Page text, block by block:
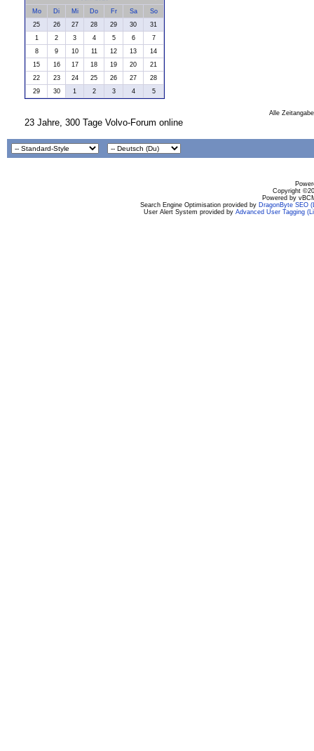
Mo
Di Mi Do Fr Sa
So
25
26 27 28 29 30
31
1
2 3 4 5 6
7
8
9 10 11 12 13
14
15
16 17 18 19 20
21
22
23 24 25 26 27
28
29
30 1 2 3 4 5
Alle
23 Jahre, 300 Tage Volvo-Forum online
Copyright
Powered by
Search Engine Optimisation provided by DragonByte SEO
User Alert System provided by Advanced User Tagging